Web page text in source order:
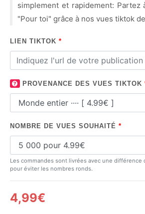
simplement et rapidement: Partez
"Pour toi" grâce à nos vues tiktok
LIEN TIKTOK *
PROVENANCE DES VUES TIKTOK
NOMBRE DE VUES SOUHAITÉ *
Les commandes sont livrées avec une différence
pour éviter les nombres ronds.
4,99€